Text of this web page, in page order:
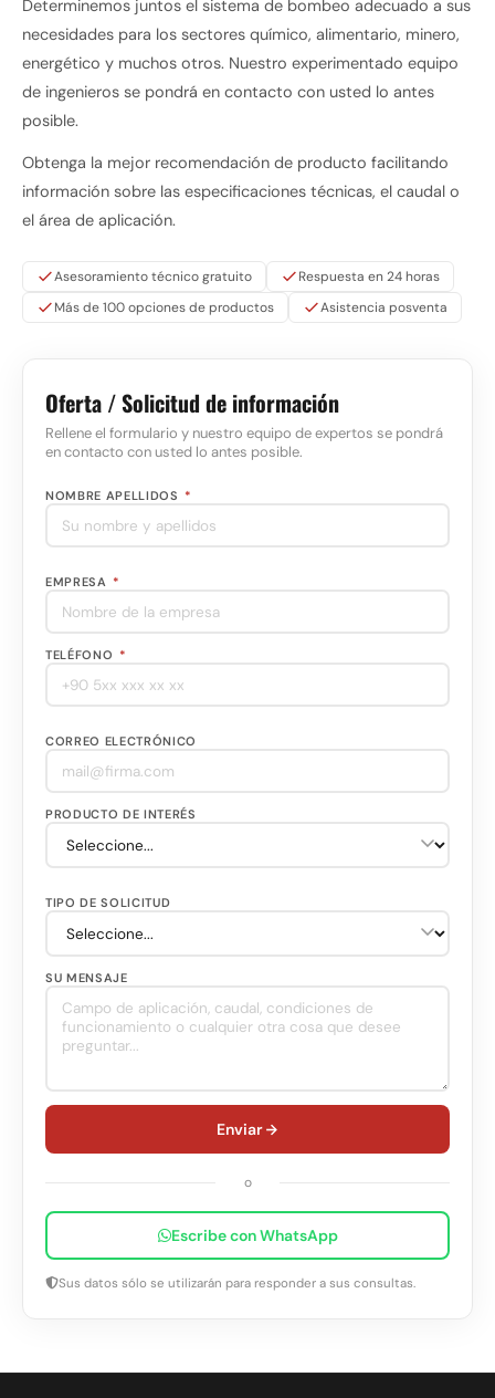
Determinemos juntos el sistema de bombeo adecuado a sus
necesidades para los sectores químico, alimentario, minero,
energético y muchos otros. Nuestro experimentado equipo
de ingenieros se pondrá en contacto con usted lo antes
posible.
Obtenga la mejor recomendación de producto facilitando
información sobre las especificaciones técnicas, el caudal o
el área de aplicación.
Asesoramiento técnico gratuito
Respuesta en 24 horas
Más de 100 opciones de productos
Asistencia posventa
Oferta / Solicitud de información
Rellene el formulario y nuestro equipo de expertos se pondrá
en contacto con usted lo antes posible.
NOMBRE APELLIDOS *
EMPRESA *
TELÉFONO *
CORREO ELECTRÓNICO
PRODUCTO DE INTERÉS
TIPO DE SOLICITUD
SU MENSAJE
Enviar
o
Escribe con WhatsApp
Sus datos sólo se utilizarán para responder a sus consultas.